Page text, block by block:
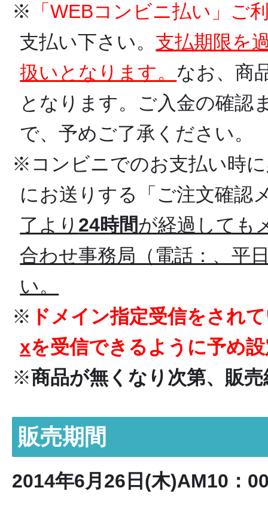
※
「WEBコンビニ払い」ご
支払い下さい。 支払期限を
扱いとなります。 なお、商
となります。ご入金の確認
で、予めご了承ください。
※コンビニでのお支払い時
にお送りする「ご注文確認
了より 24時間が経過しても
合わせ事務局（電話：、平
い。
※ ドメイン指定受信をされ
xを受信できるように予め
※商品が無くなり次第、販
販売期間
2014年6月26日(木)AM10：